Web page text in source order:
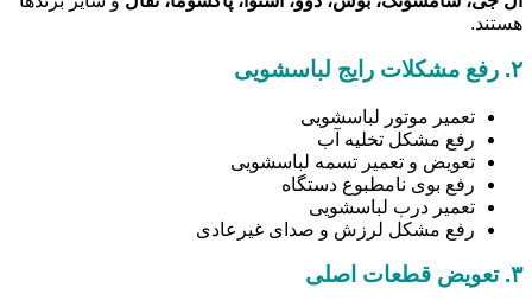
هستند.
۲. رفع مشکلات رایج لباسشویی
تعمیر موتور لباسشویی
رفع مشکل تخلیه آب
تعویض و تعمیر تسمه لباسشویی
رفع بوی نامطبوع دستگاه
تعمیر درب لباسشویی
رفع مشکل لرزش و صدای غیرعادی
۳. تعویض قطعات اصلی